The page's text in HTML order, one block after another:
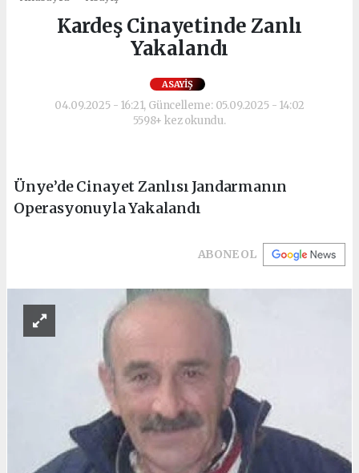
Kardeş Cinayetinde Zanlı
Yakalandı
ASAYIŞ
04.09.2025 - 16:21, Güncelleme: 05.09.2025 - 14:02
5598+ kez okundu.
Ünye’de Cinayet Zanlısı Jandarmanın
Operasyonuyla Yakalandı
ABONE OL